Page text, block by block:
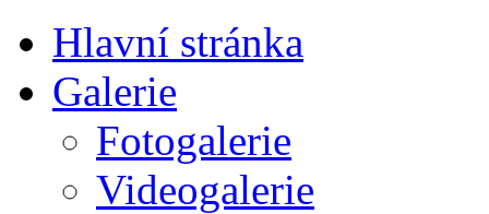
Hlavní stránka
Galerie
Fotogalerie
Videogalerie